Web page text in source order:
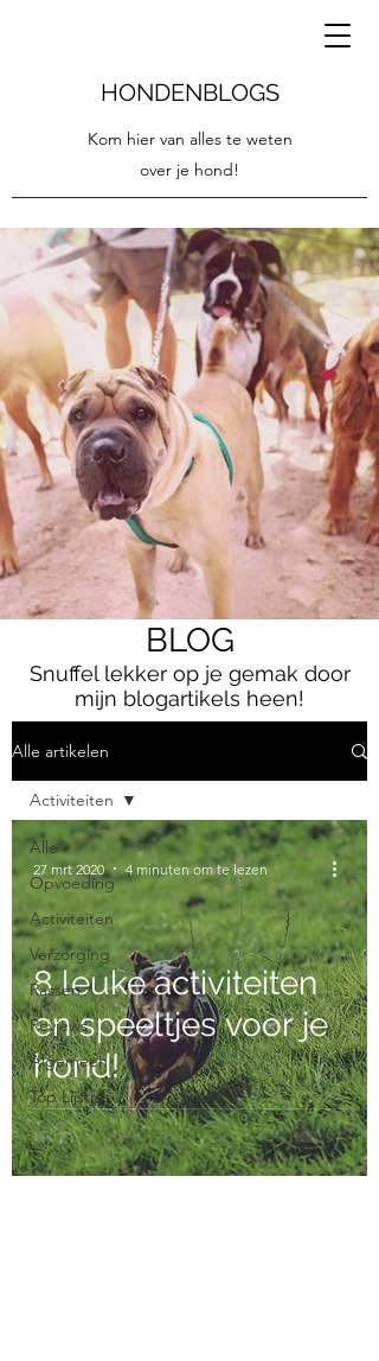
HONDENBLOGS
Kom hier van alles te weten
over je hond!
BLOG
Snuffel lekker op je gemak door
mijn blogartikels heen!
Alle artikelen
Alle
Opvoeding
Activiteiten
Verzorging
Rassen
Reviews
Algemeen
Top Lijstjes
Activiteiten
8 leuke activiteiten
en speeltjes voor je
hond!
27 mrt 2020 4 minuten om te lezen